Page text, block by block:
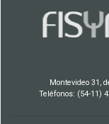
Montevideo 31,
Teléfonos: (54-11)